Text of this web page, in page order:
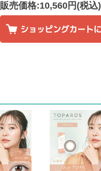
販売価格:10,560円(税込)